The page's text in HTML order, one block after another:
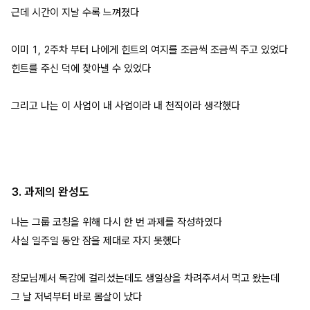
근데 시간이 지날 수록 느껴졌다
이미 1, 2주차 부터 나에게 힌트의 여지를 조금씩 조금씩 주고 있었다
힌트를 주신 덕에 찾아낼 수 있었다
그리고 나는 이 사업이 내 사업이라 내 천직이라 생각했다
3. 과제의 완성도
나는 그룹 코칭을 위해 다시 한 번 과제를 작성하였다
사실 일주일 동안 잠을 제대로 자지 못했다
장모님께서 독감에 걸리셨는데도 생일상을 차려주셔서 먹고 왔는데
그 날 저녁부터 바로 몸살이 났다